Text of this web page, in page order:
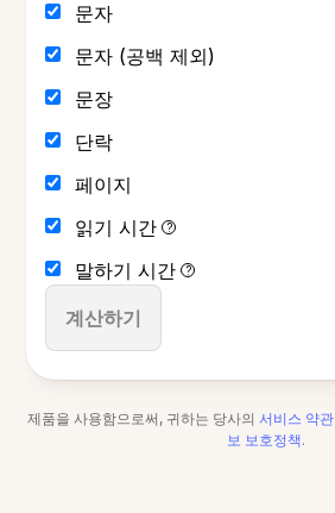
문자
문자 (공백 제외)
문장
단락
페이지
읽기 시간
?
말하기 시간 ?
계산하기
제품을 사용함으로써, 귀하는 당사의 서비스 약관
보 보호정책.